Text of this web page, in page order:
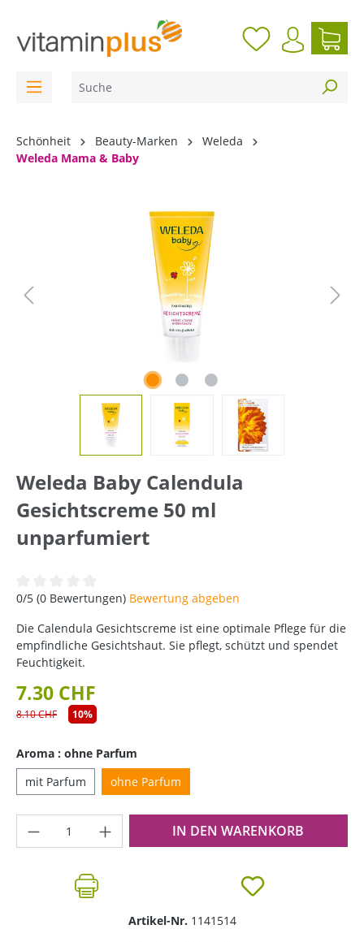
Schönheit Beauty-Marken
Weleda
Weleda Mama & Baby
Weleda Baby Calendula
Gesichtscreme 50 ml
unparfumiert
Durchschnittliche Bewertung von 0 von 5 Sternen
0/5 (0 Bewertungen) Bewertung abgeben
Die Calendula Gesichtscreme ist eine optimale Pflege für die
empfindliche Gesichtshaut. Sie pflegt, schützt und spendet
Feuchtigkeit.
7.30 CHF
8.10 CHF 10%
Aroma : ohne Parfum
mit Parfum
ohne Parfum
Produkt Anzahl: Gib den gewünschten
IN DEN WARENKORB
Artikel-Nr. 1141514